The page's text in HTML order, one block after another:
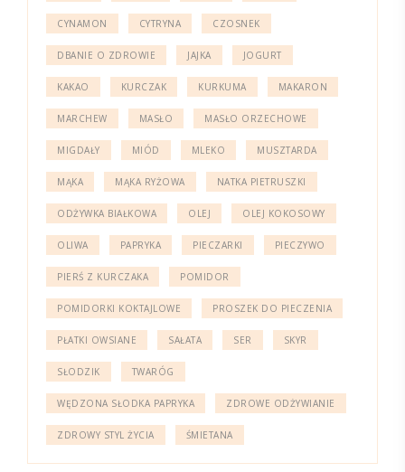
CYNAMON CYTRYNA CZOSNEK
DBANIE O ZDROWIE JAJKA JOGURT
KAKAO KURCZAK KURKUMA MAKARON
MARCHEW MASŁO MASŁO ORZECHOWE
MIGDAŁY MIÓD MLEKO MUSZTARDA
MĄKA MĄKA RYŻOWA NATKA PIETRUSZKI
ODŻYWKA BIAŁKOWA OLEJ OLEJ KOKOSOWY
OLIWA PAPRYKA PIECZARKI PIECZYWO
PIERŚ Z KURCZAKA POMIDOR
POMIDORKI KOKTAJLOWE PROSZEK DO PIECZENIA
PŁATKI OWSIANE SAŁATA SER SKYR
SŁODZIK TWARÓG
WĘDZONA SŁODKA PAPRYKA ZDROWE ODŻYWIANIE
ZDROWY STYL ŻYCIA ŚMIETANA